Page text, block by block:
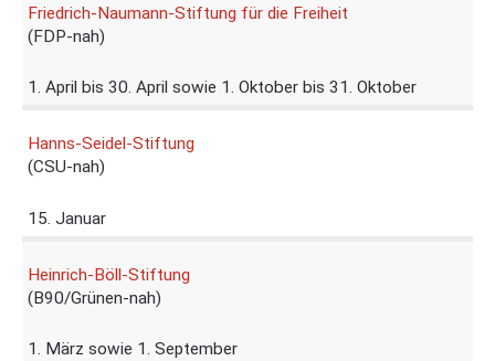
Friedrich-Naumann-Stiftung für die Freiheit
(FDP-nah)
1. April bis 30. April sowie 1. Oktober bis 31. Oktober
Hanns-Seidel-Stiftung
(CSU-nah)
15. Januar
Heinrich-Böll-Stiftung
(B90/Grünen-nah)
1. März sowie 1. September